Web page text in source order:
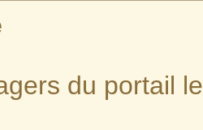
du portail